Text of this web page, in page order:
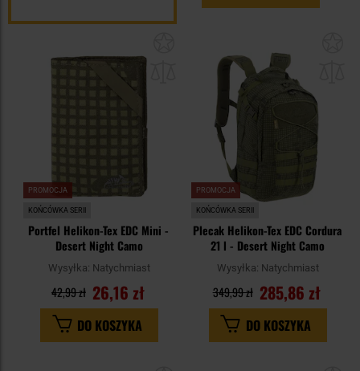
schowka
PROMOCJA
KOŃCÓWKA SERII
Portfel Helikon-Tex EDC Mini -
Desert Night Camo
Wysyłka: Natychmiast
26,16 zł
42,99 zł
DO KOSZYKA
PROMOCJA
KOŃCÓWKA SERII
Plecak Helikon-Tex EDC Cordura
21 l - Desert Night Camo
Wysyłka: Natychmiast
285,86 zł
349,99 zł
DO KOSZYKA